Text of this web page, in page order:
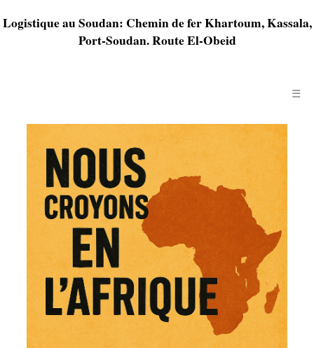
Logistique au Soudan: Chemin de fer Khartoum, Kassala,
Port-Soudan. Route El-Obeid
☰